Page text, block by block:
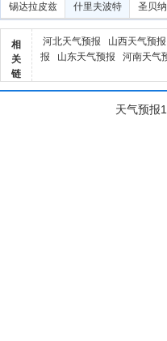
锡达拉皮兹
什里夫波特 圣贝
相
关
链
河北天气预报 山西天气预报
报
山东天气预报 河南天气
天气预报